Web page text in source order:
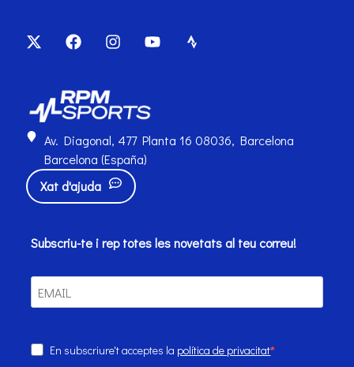
Subscriu-te i rep totes les novetats al teu correu!
En subscriure't acceptes la política de privacitat
Av. Diagonal, 477 Planta 16 08036, Barcelona
Barcelona (España)
Xat d'ajuda